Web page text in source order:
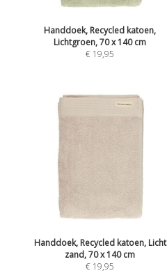
Handdoek, Recycled katoen,
Lichtgroen, 70 x 140 cm
€ 19,95
Handdoek, Recycled katoen, Licht
zand, 70 x 140 cm
€ 19,95